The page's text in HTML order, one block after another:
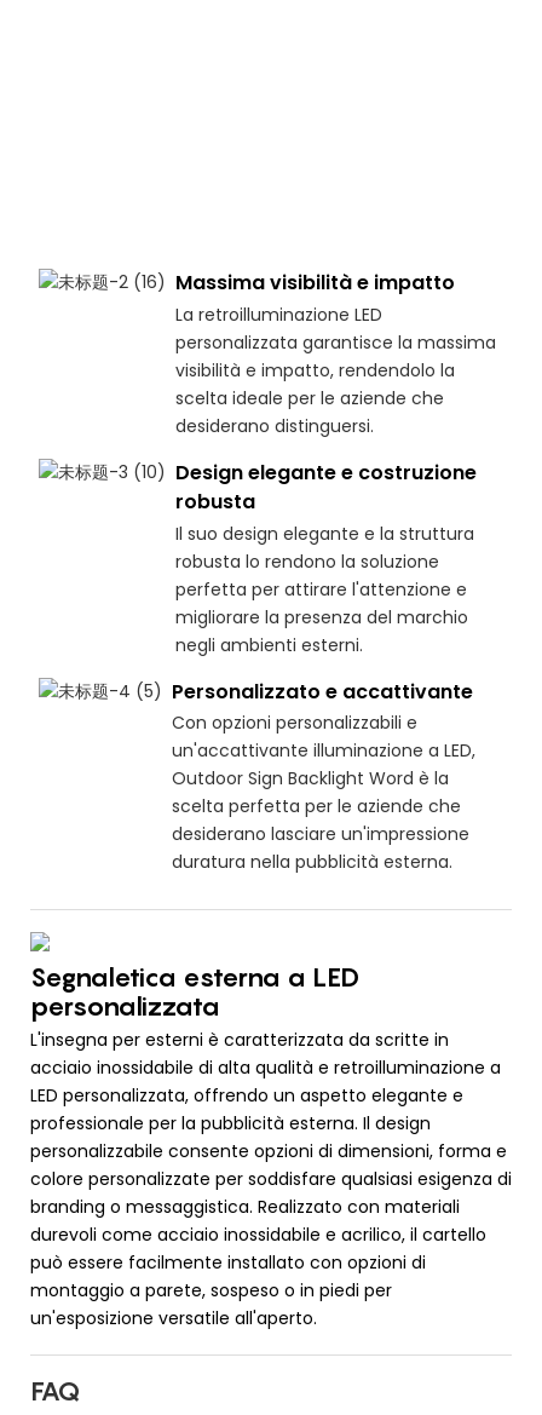
Massima visibilità e impatto
La retroilluminazione LED
personalizzata garantisce la massima
visibilità e impatto, rendendolo la
scelta ideale per le aziende che
desiderano distinguersi.
Design elegante e costruzione
robusta
Il suo design elegante e la struttura
robusta lo rendono la soluzione
perfetta per attirare l'attenzione e
migliorare la presenza del marchio
negli ambienti esterni.
Personalizzato e accattivante
Con opzioni personalizzabili e
un'accattivante illuminazione a LED,
Outdoor Sign Backlight Word è la
scelta perfetta per le aziende che
desiderano lasciare un'impressione
duratura nella pubblicità esterna.
Segnaletica esterna a LED
personalizzata
L'insegna per esterni è caratterizzata da scritte in
acciaio inossidabile di alta qualità e retroilluminazione a
LED personalizzata, offrendo un aspetto elegante e
professionale per la pubblicità esterna. Il design
personalizzabile consente opzioni di dimensioni, forma e
colore personalizzate per soddisfare qualsiasi esigenza di
branding o messaggistica. Realizzato con materiali
durevoli come acciaio inossidabile e acrilico, il cartello
può essere facilmente installato con opzioni di
montaggio a parete, sospeso o in piedi per
un'esposizione versatile all'aperto.
FAQ